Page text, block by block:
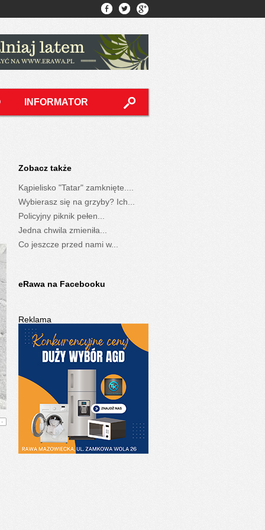
INFORMATOR
-
Zobacz także
Kąpielisko "Tatar" zamknięte....
Wybierasz się na grzyby? Ich...
Policyjny piknik pełen...
Jedna chwila zmieniła...
Co jeszcze przed nami w...
eRawa na Facebooku
Reklama